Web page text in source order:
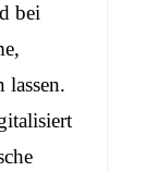
bei
lassen.